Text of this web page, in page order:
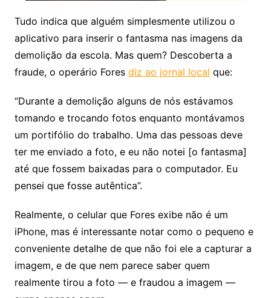
Tudo indica que alguém simplesmente utilizou o
aplicativo para inserir o fantasma nas imagens da
demolição da escola. Mas quem? Descoberta a
fraude, o operário Fores diz ao jornal local que:
“Durante a demolição alguns de nós estávamos
tomando e trocando fotos enquanto montávamos
um portifólio do trabalho. Uma das pessoas deve
ter me enviado a foto, e eu não notei [o fantasma]
até que fossem baixadas para o computador. Eu
pensei que fosse autêntica”.
Realmente, o celular que Fores exibe não é um
iPhone, mas é interessante notar como o pequeno e
conveniente detalhe de que não foi ele a capturar a
imagem, e de que nem parece saber quem
realmente tirou a foto — e fraudou a imagem —